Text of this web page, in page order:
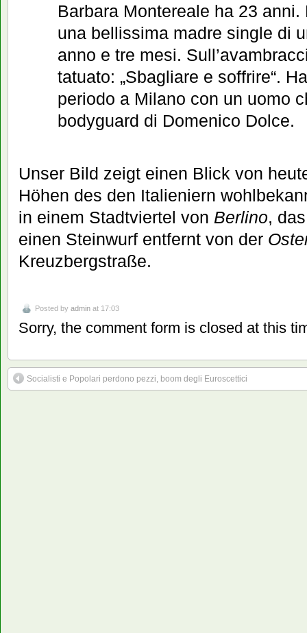
Barbara Montereale ha 23
una bellissima madre single di
anno e tre mesi.
tatuato: „Sbagliare e soffrire“.
periodo a Milano con un uomo
bodyguard di Domenico Dolce.
Unser Bild zeigt einen Blick von
Höhen des den Italieniern
in einem Stadtviertel von Berlino,
einen Steinwurf entfernt von der
Kreuzbergstraße.
Posted by admin at 17:03
Sorry, the comment form is closed at this
Socialisti e Popolari perdono pezzi, boom degli Euroscettici